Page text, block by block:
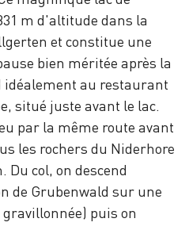
m d'altitude dans la
et constitue une
bien méritée après la
idéalement au restaurant
situé juste avant le lac.
par la même route avant
les rochers du Niderhore
Du col, on descend
de Grubenwald sur une
puis on